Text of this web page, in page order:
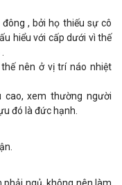
, bởi họ thiếu sự cô
hiểu với cấp dưới vì thế
nên ở vị trí náo nhiệt
cao, xem thường người
đó là đức hạnh.
ngủ, không nên làm